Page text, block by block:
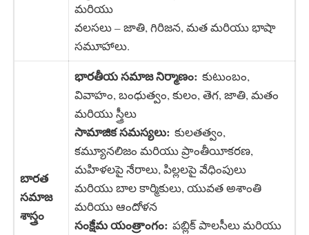
మరియు
వలసలు – జాతి, గిరిజన, మత మరియు భాషా
సమూహాలు.
బారత
సమాజ
శాస్త్రం
భారతీయ సమాజ నిర్మాణం: కుటుంబం,
వివాహం, బంధుత్వం, కులం, తెగ, జాతి, మతం
మరియు స్త్రీలు
సామాజిక సమస్యలు: కులతత్వం,
కమ్యూనలిజం మరియు ప్రాంతీయీకరణ,
మహిళలపై నేరాలు, పిల్లలపై వేధింపులు
మరియు బాల కార్మికులు, యువత అశాంతి
మరియు ఆందోళన
సంక్షేమ యంత్రాంగం: పబ్లిక్ పాలసీలు మరియు